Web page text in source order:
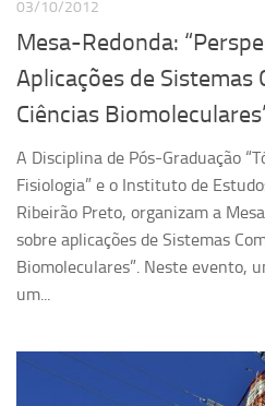
Pint of Science
União Pró-Vacina
USP Analisa
Publicações
Clipping
Documentos
Relatórios
Revista Estudos Avançados
Espaço Cultural
Contato
03/10/2012
Mesa-Redonda:
Aplicações de Sistemas
Ciências
A Disciplina de Pós-Graduação
Fisiologia” e o Instituto de
Ribeirão Preto, organizam a
sobre aplicações de Sistemas
Biomoleculares”. Neste evento,
um...